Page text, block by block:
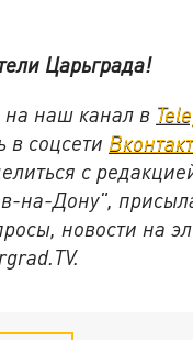
Царьграда!
на наш канал в
в соцсети
с
на-Дону",
новости на